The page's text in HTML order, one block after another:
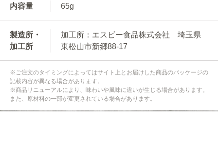
内容量 65g
製造所・
加工所
加工所：エスビー食品株式会社 埼玉県
東松山市新郷88-17
※ご注文のタイミングによってはサイト上とお届けした商品のパッケージの
記載内容が異なる場合があります。
※商品リニューアルにより、味わいや風味に違いが生じる場合があります。
また、原材料の一部が変更されている場合があります。